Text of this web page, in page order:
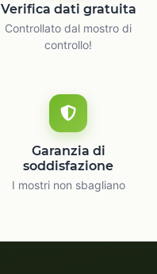
Verifica dati gratuita
Controllato dal mostro di
controllo!
Garanzia di
soddisfazione
I mostri non sbagliano